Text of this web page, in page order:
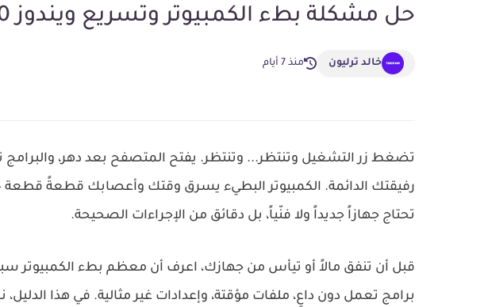
حل مشكلة بطء الكمبيوتر وتسريع ويندوز 10 و11
خالد ترليون منذ 7 أيام
تضغط زر التشغيل وتنتظر... وتنتظر. يفتح المتصفح بعد دهر، والبرامج
رفيقتك الدائمة. الكمبيوتر البطيء يسرق وقتك وأعصابك قطعةً قطعة —
تحتاج جهازاً جديداً ولا فنّياً، بل دقائق من الإجراءات الصحيحة.
قبل أن تنفق مالاً أو تيأس من جهازك، اعرف أن معظم بطء الكمبيوتر
برامج تعمل دون داعٍ، ملفات مؤقتة، وإعدادات غير مثالية. في هذا